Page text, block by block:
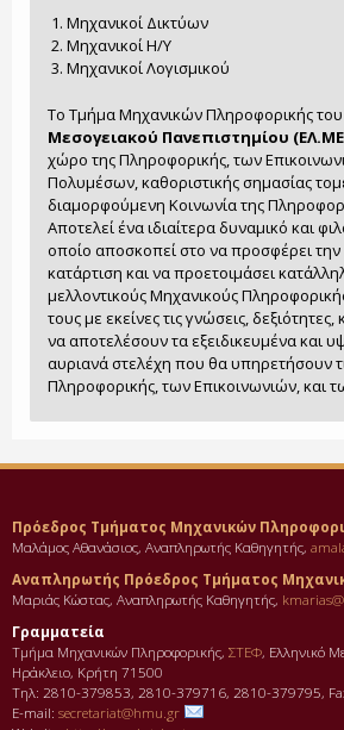
Μηχανικοί Δικτύων
Μηχανικοί Η/Υ
Μηχανικοί Λογισμικού
Το Τμήμα Μηχανικών Πληροφορικής του
Μεσογειακού Πανεπιστημίου
χώρο της Πληροφορικής, των
Πολυμέσων, καθοριστικής σημασίας
διαμορφούμενη Κοινωνία της
Αποτελεί ένα ιδιαίτερα δυναμικό και
οποίο αποσκοπεί στο να προσφέρει την
κατάρτιση και να προετοιμάσει
μελλοντικούς Μηχανικούς
τους με εκείνες τις γνώσεις, δεξιότητες,
να αποτελέσουν τα εξειδικευμένα και
αυριανά στελέχη που θα υπηρετήσουν
Πληροφορικής, των Επικοινωνιών, και
Πρόεδρος Τμήματος Μηχανικών
Μαλάμος Αθανάσιος, Αναπληρωτής Καθηγητής,
Αναπληρωτής Πρόεδρος Τμήματος
Μαριάς Κώστας, Αναπληρωτής Καθηγητής,
Γραμματεία
Τμήμα Μηχανικών Πληροφορικής, ΣΤΕΦ, Ελληνικό
Ηράκλειο, Κρήτη 71500
Τηλ: 2810-379853, 2810-379716, 2810-379795,
E-mail: secretariat@hmu.gr